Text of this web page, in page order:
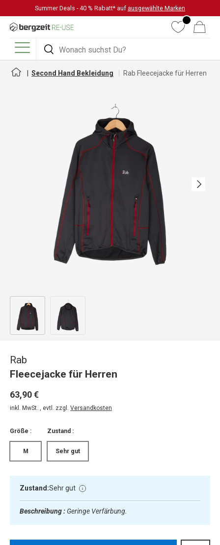
DIREKT ZUM INHALT
Summer Deals - 40 % Rabatt* auf ausgewählte Marken
Suchen
Suchen
WunschlisteWarenkorb
Menü
Second Hand Bekleidung Rab Fleecejacke für Herren
Nächste
Bild 1 in Galerieansicht laden
Rab
Fleecejacke für Herren
63,90 €
inkl. MwSt. , evtl. zzgl. Versandkosten
Größe :
M
Zustand :
Sehr gut
Zustand:Sehr gut
Beschreibung : Geringe Verfärbung.